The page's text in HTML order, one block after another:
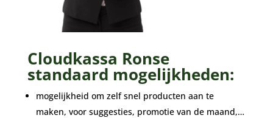
Cloudkassa Ronse
standaard mogelijkheden:
mogelijkheid om zelf snel producten aan te
maken, voor suggesties, promotie van de maand,…